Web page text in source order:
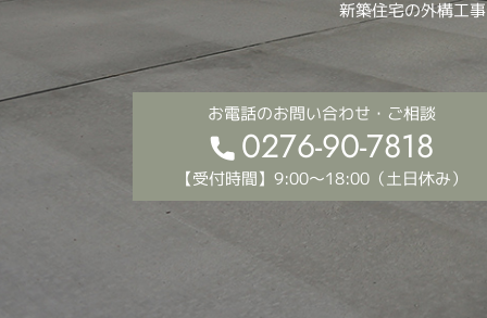
新築住宅の外構工
お電話のお問い合わせ・ご相談
0276-90-7818
【受付時間】9:00～18:00（土日休み）